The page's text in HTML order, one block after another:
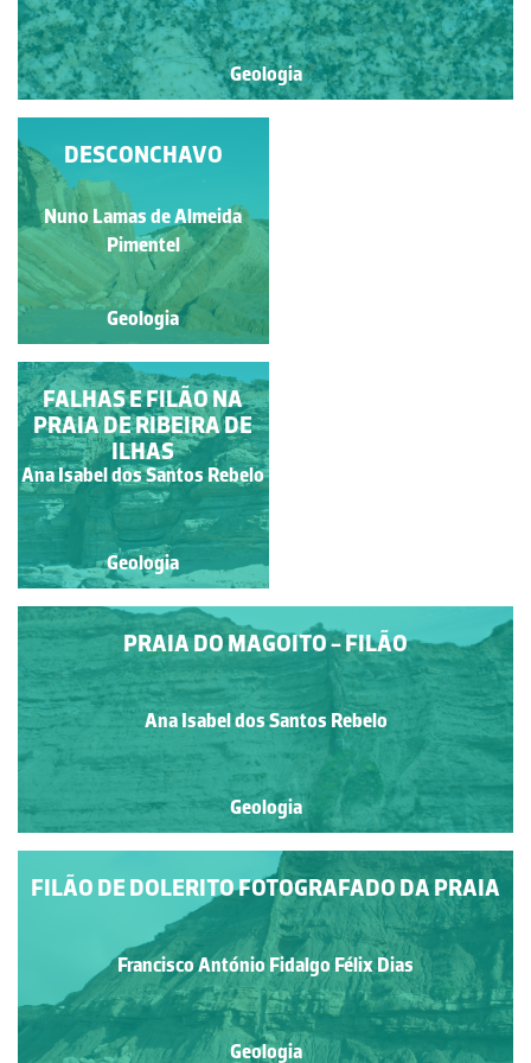
Geologia
XENÓLITOS NA
BRECHA VULCÂNICA
DA PAPÔA
Francisco António Fidalgo
Félix Dias
Geologia
DESCONCHAVO
Nuno Lamas de Almeida
Pimentel
Geologia
PRAIA CONSTITUÍDA
FUNDAMENTALMENTE
POR BLOCOS
ROLADOS
Francisco António Fidalgo
Félix Dias
Geologia
PRAIA DO MAGOITO - FILÃO
Ana Isabel dos Santos Rebelo
Geologia
FALHAS E FILÃO NA
PRAIA DE RIBEIRA DE
ILHAS
Ana Isabel dos Santos Rebelo
Geologia
FILÃO DE DOLERITO FOTOGRAFADO DA PRAIA
Francisco António Fidalgo Félix Dias
Geologia